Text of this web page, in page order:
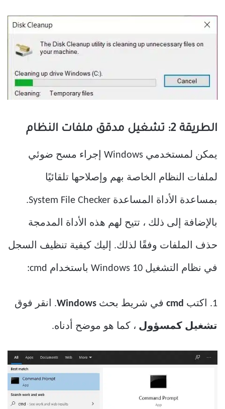
الطريقة 2: تشغيل مدقق ملفات النظام
يمكن لمستخدمي Windows إجراء مسح ضوئي
لملفات النظام الخاصة بهم وإصلاحها تلقائيًا
بمساعدة الأداة المساعدة System File Checker.
بالإضافة إلى ذلك ، تتيح لهم هذه الأداة المدمجة
حذف الملفات وفقًا لذلك. إليك كيفية تنظيف السجل
في نظام التشغيل Windows 10 باستخدام cmd:
1. اكتب cmd في شريط بحث Windows. انقر فوق
تشغيل كمسؤول ، كما هو موضح أدناه.